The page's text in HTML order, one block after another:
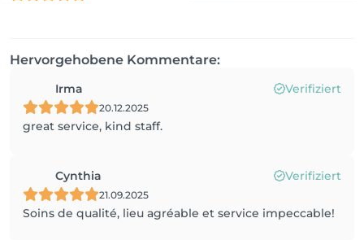
Hervorgehobene Kommentare:
Irma Verifiziert
20.12.2025
great service, kind staff.
Cynthia Verifiziert
21.09.2025
Soins de qualité, lieu agréable et service impeccable!